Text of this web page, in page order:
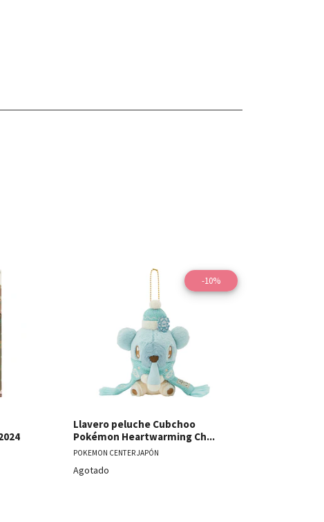
-10%
Ver detalles
Llavero peluche Cubchoo
Pokémon Heartwarming Ch...
POKEMON CENTER JAPÓN
Agotado